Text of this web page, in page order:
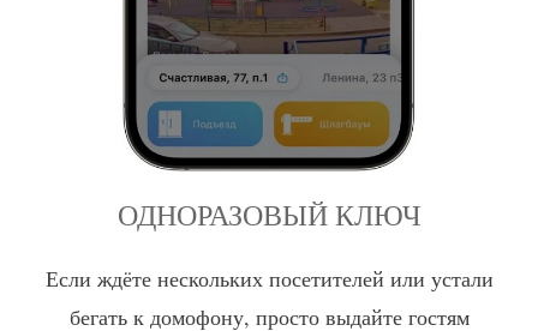
ОДНОРАЗОВЫЙ КЛЮЧ
Если ждёте нескольких посетителей или устали
бегать к домофону, просто выдайте гостям